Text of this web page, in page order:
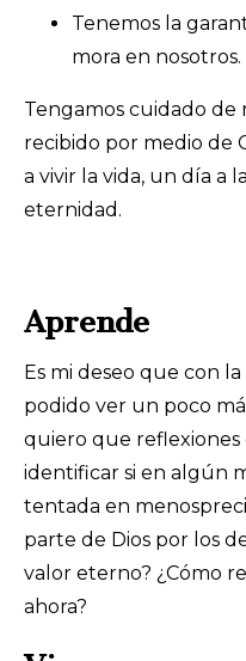
Tenemos la
mora en nosotros.
Tengamos cuidado de
recibido por medio de
a vivir la vida, un día a
eternidad.
Aprende
Es mi deseo que con
podido ver un poco
quiero que reflexiones
identificar si en algún
tentada en
parte de Dios por los
valor eterno? ¿Cómo
ahora?